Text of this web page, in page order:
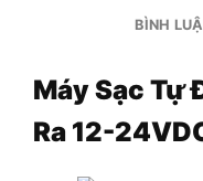
BÌNH
Máy Sạc Tự
Ra 12-